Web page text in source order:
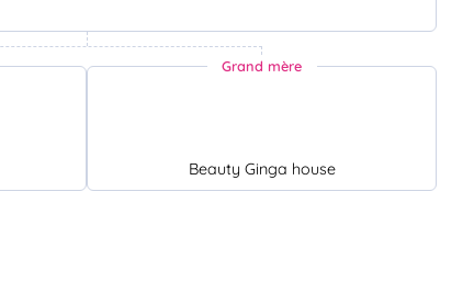
Grand mère
Beauty Ginga house